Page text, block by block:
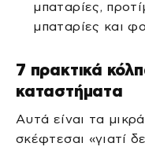
μπαταρίες,
μπαταρίες και
7 πρακτικά
καταστήματα
Αυτά είναι τα
σκέφτεσαι «γιατί